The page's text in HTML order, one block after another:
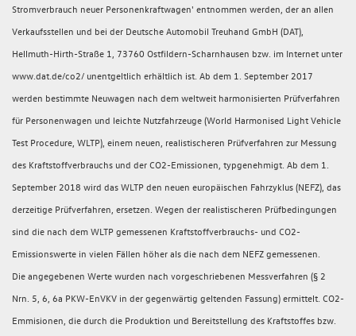
Stromverbrauch neuer Personenkraftwagen' entnommen werden, der an allen
Verkaufsstellen und bei der Deutsche Automobil Treuhand GmbH (DAT),
Hellmuth-Hirth-Straße 1, 73760 Ostfildern-Scharnhausen bzw. im Internet unter
www.dat.de/co2/ unentgeltlich erhältlich ist. Ab dem 1. September 2017
werden bestimmte Neuwagen nach dem weltweit harmonisierten Prüfverfahren
für Personenwagen und leichte Nutzfahrzeuge (World Harmonised Light Vehicle
Test Procedure, WLTP), einem neuen, realistischeren Prüfverfahren zur Messung
des Kraftstoffverbrauchs und der CO2-Emissionen, typgenehmigt. Ab dem 1.
September 2018 wird das WLTP den neuen europäischen Fahrzyklus (NEFZ), das
derzeitige Prüfverfahren, ersetzen. Wegen der realistischeren Prüfbedingungen
sind die nach dem WLTP gemessenen Kraftstoffverbrauchs- und CO2-
Emissionswerte in vielen Fällen höher als die nach dem NEFZ gemessenen.
Die angegebenen Werte wurden nach vorgeschriebenen Messverfahren (§ 2
Nrn. 5, 6, 6a PKW-EnVKV in der gegenwärtig geltenden Fassung) ermittelt. CO2-
Emmisionen, die durch die Produktion und Bereitstellung des Kraftstoffes bzw.